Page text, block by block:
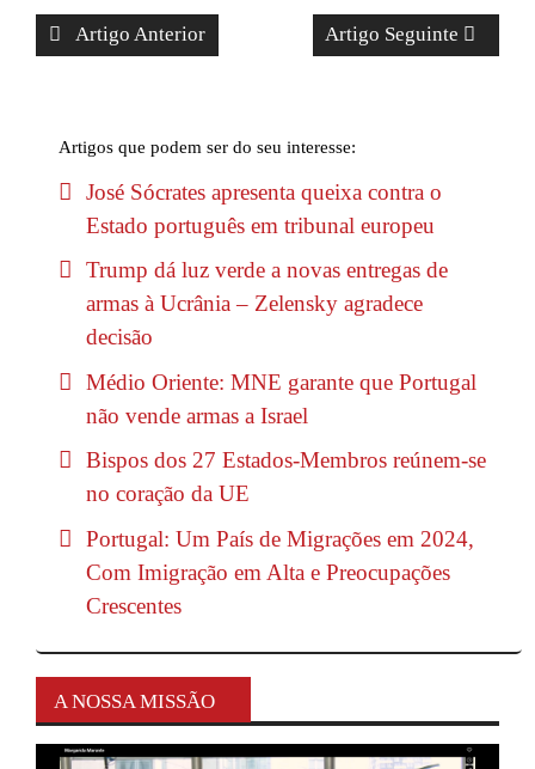
Artigo Anterior Artigo Seguinte
Artigos que podem ser do seu interesse:
José Sócrates apresenta queixa contra o
Estado português em tribunal europeu
Trump dá luz verde a novas entregas de
armas à Ucrânia – Zelensky agradece
decisão
Médio Oriente: MNE garante que Portugal
não vende armas a Israel
Bispos dos 27 Estados-Membros reúnem-se
no coração da UE
Portugal: Um País de Migrações em 2024,
Com Imigração em Alta e Preocupações
Crescentes
A NOSSA MISSÃO